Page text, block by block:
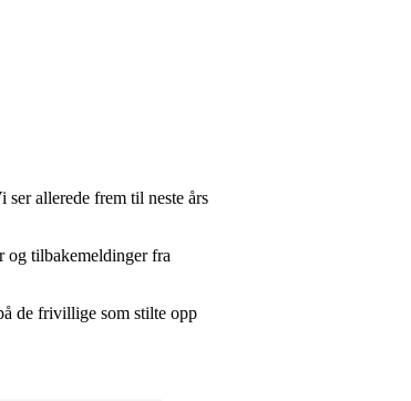
allerede frem til neste års
og tilbakemeldinger fra
de frivillige som stilte opp